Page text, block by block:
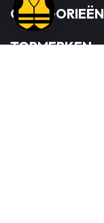
CATEGORIEËN
TOPMERKEN